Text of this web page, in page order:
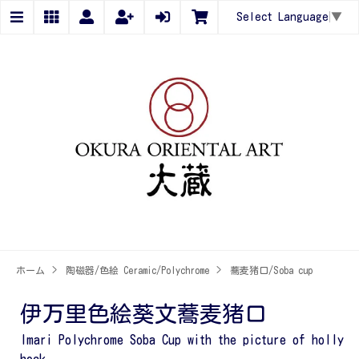
Select Language ▼
ホーム > 陶磁器/色絵 Ceramic/Polychrome > 蕎麦猪口/Soba cup
伊万里色絵葵文蕎麦猪口
Imari Polychrome Soba Cup with the picture of holly